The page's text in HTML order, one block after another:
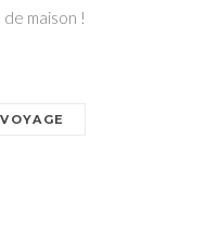
maison !
VOYAGE